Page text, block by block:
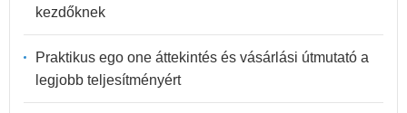
kezdőknek
Praktikus ego one áttekintés és vásárlási útmutató a
legjobb teljesítményért